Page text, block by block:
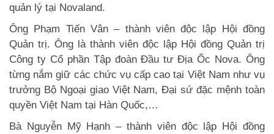
quản lý tại Novaland.
Ông Phạm Tiến Vân – thành viên độc lập Hội đồng
Quản trị. Ông là thành viên độc lập Hội đồng Quản trị
Công ty Cổ phần Tập đoàn Đầu tư Địa Ốc Nova. Ông
từng nắm giữ các chức vụ cấp cao tại Việt Nam như vụ
trưởng Bộ Ngoại giao Việt Nam, Đại sứ đặc mệnh toàn
quyền Việt Nam tại Hàn Quốc,…
Bà Nguyễn Mỹ Hạnh – thành viên độc lập Hội đồng